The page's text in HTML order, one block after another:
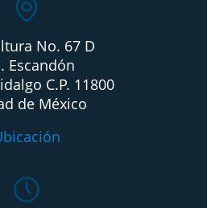
No. 67 D
Escandón
C.P. 11800
de México